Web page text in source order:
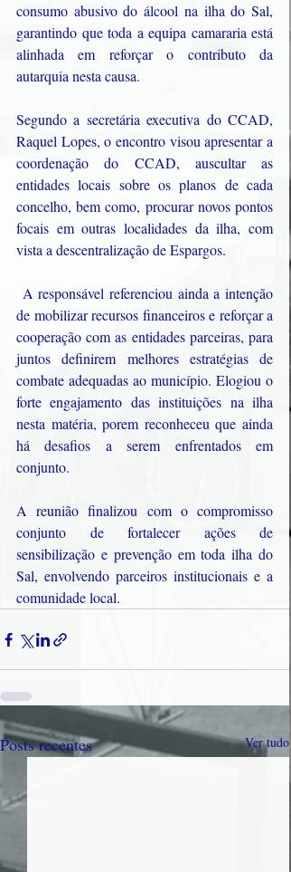
consumo abusivo do álcool na ilha do Sal,
garantindo que toda a equipa camararia está
alinhada em reforçar o contributo da
autarquia nesta causa.
Segundo a secretária executiva do CCAD,
Raquel Lopes, o encontro visou apresentar a
coordenação do CCAD, auscultar as
entidades locais sobre os planos de cada
concelho, bem como, procurar novos pontos
focais em outras localidades da ilha, com
vista a descentralização de Espargos.
A responsável referenciou ainda a intenção
de mobilizar recursos financeiros e reforçar a
cooperação com as entidades parceiras, para
juntos definirem melhores estratégias de
combate adequadas ao município. Elogiou o
forte engajamento das instituições na ilha
nesta matéria, porem reconheceu que ainda
há desafios a serem enfrentados em
conjunto.
A reunião finalizou com o compromisso
conjunto de fortalecer ações de
sensibilização e prevenção em toda ilha do
Sal, envolvendo parceiros institucionais e a
comunidade local.
Posts recentes Ver tudo